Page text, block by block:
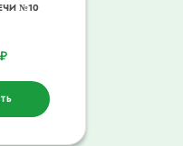
№10
₽